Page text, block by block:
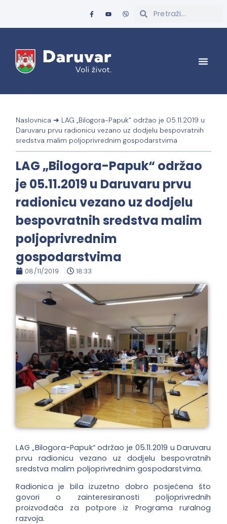
Naslovnica ➜ LAG „Bilogora-Papuk“ održao je 05.11.2019 u
Daruvaru prvu radionicu vezano uz dodjelu bespovratnih
sredstva malim poljoprivrednim gospodarstvima
LAG „Bilogora-Papuk“ održao
je 05.11.2019 u Daruvaru prvu
radionicu vezano uz dodjelu
bespovratnih sredstva malim
poljoprivrednim
gospodarstvima
08/11/2019 18:33
LAG „Bilogora-Papuk“ održao je 05.11.2019 u Daruvaru
prvu radionicu vezano uz dodjelu bespovratnih
sredstva malim poljoprivrednim gospodarstvima.
Radionica je bila izuzetno dobro posjećena što
govori o zainteresiranosti poljoprivrednih
proizvođača za potpore iz Programa ruralnog
razvoja.